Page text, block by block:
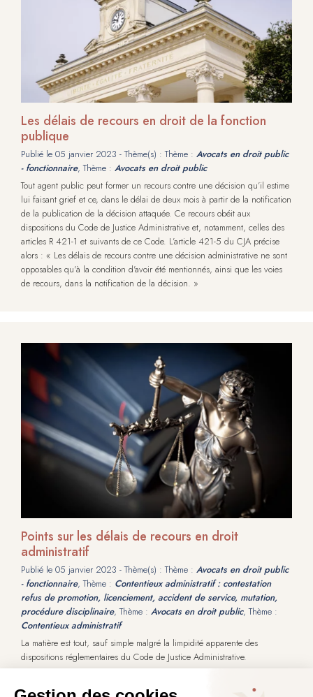
Les délais de recours en droit de la fonction
publique
Publié le 05 janvier 2023 - Thème(s) : Thème : Avocats en droit public
- fonctionnaire, Thème : Avocats en droit public
Tout agent public peut former un recours contre une décision qu’il estime
lui faisant grief et ce, dans le délai de deux mois à partir de la notification
de la publication de la décision attaquée. Ce recours obéit aux
dispositions du Code de Justice Administrative et, notamment, celles des
articles R 421-1 et suivants de ce Code. L’article 421-5 du CJA précise
alors : « Les délais de recours contre une décision administrative ne sont
opposables qu'à la condition d'avoir été mentionnés, ainsi que les voies
de recours, dans la notification de la décision. »
Points sur les délais de recours en droit
administratif
Publié le 05 janvier 2023 - Thème(s) : Thème : Avocats en droit public
- fonctionnaire, Thème : Contentieux administratif : contestation
refus de promotion, licenciement, accident de service, mutation,
procédure disciplinaire, Thème : Avocats en droit public, Thème :
Contentieux administratif
La matière est tout, sauf simple malgré la limpidité apparente des
dispositions réglementaires du Code de Justice Administrative.
saisie que par voie de recours formé contre une décision, et ce, dans les